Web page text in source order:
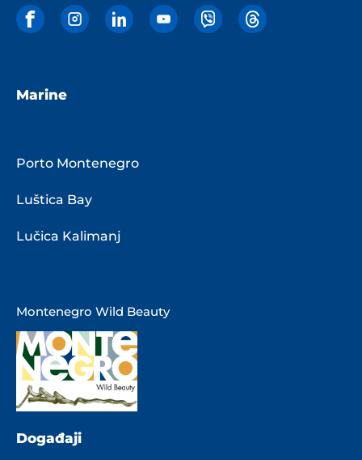
Marine
Porto Montenegro
Luštica Bay
Lučica Kalimanj
Montenegro Wild Beauty
Događaji